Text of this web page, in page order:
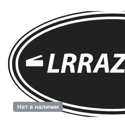
Нет в наличии